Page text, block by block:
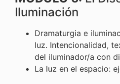
Iluminación
Dramaturgia e
luz. Intencionalidad,
del iluminador/a con
La luz en el espacio: